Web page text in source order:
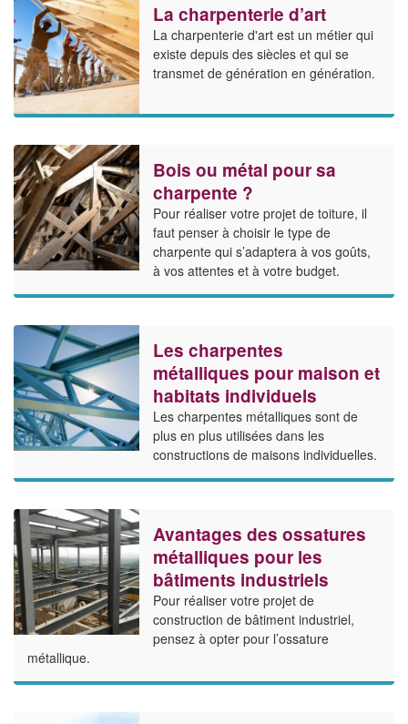
La charpenterie d’art
La charpenterie d'art est un métier qui
existe depuis des siècles et qui se
transmet de génération en génération.
Bois ou métal pour sa
charpente ?
Pour réaliser votre projet de toiture, il
faut penser à choisir le type de
charpente qui s’adaptera à vos goûts,
à vos attentes et à votre budget.
Les charpentes
métalliques pour maison et
habitats individuels
Les charpentes métalliques sont de
plus en plus utilisées dans les
constructions de maisons individuelles.
Avantages des ossatures
métalliques pour les
bâtiments industriels
Pour réaliser votre projet de
construction de bâtiment industriel,
pensez à opter pour l’ossature
métallique.